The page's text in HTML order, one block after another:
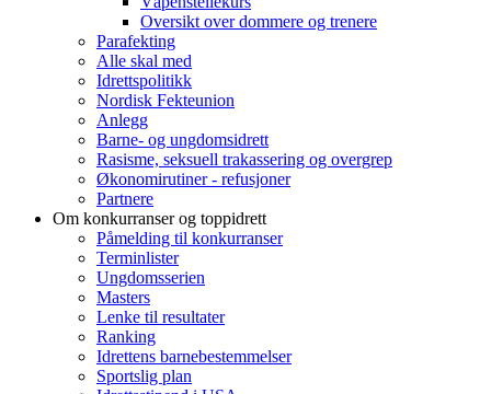
Oversikt over dommere og trenere
Parafekting
Alle skal med
Idrettspolitikk
Nordisk Fekteunion
Anlegg
Barne- og ungdomsidrett
Rasisme, seksuell trakassering og overgrep
Økonomirutiner - refusjoner
Partnere
Om konkurranser og toppidrett
Påmelding til konkurranser
Terminlister
Ungdomsserien
Masters
Lenke til resultater
Ranking
Idrettens barnebestemmelser
Sportslig plan